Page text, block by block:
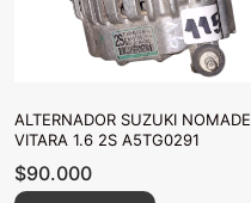
ALTERNADOR SUZUKI NOMADE
VITARA 1.6 2S A5TG0291
$90.000